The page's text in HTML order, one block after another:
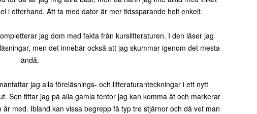
i efterhand. Att ta med dator är mer tidssparande helt enkelt.
jag dom med fakta från kurslitteraturen. I den läser jag
men det innebär också att jag skummar igenom det mesta
ändå.
jag alla föreläsnings- och litteraturanteckningar i ett nytt
Sen tittar jag på alla gamla tentor jag kan komma åt och markerar
med. Ibland kan vissa begrepp få typ tre stjärnor och då vet man